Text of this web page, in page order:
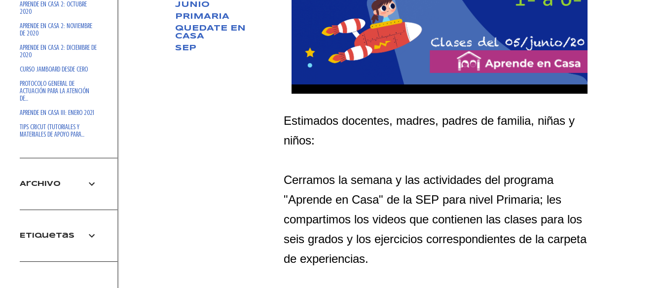
JUNIO
PRIMARIA
QUEDATE EN
CASA
SEP
Estimados docentes, madres, padres de familia, niñas y
niños:
Cerramos la semana y las actividades del programa
"Aprende en Casa" de la SEP para nivel Primaria; les
compartimos los videos que contienen las clases para los
seis grados y los ejercicios correspondientes de la carpeta
de experiencias.
APRENDE EN CASA 2: OCTUBRE
2020
APRENDE EN CASA 2: NOVIEMBRE
DE 2020
APRENDE EN CASA 2: DICIEMBRE DE
2020
CURSO JAMBOARD DESDE CERO
PROTOCOLO GENERAL DE
ACTUACIÓN PARA LA ATENCIÓN
DE...
APRENDE EN CASA III: ENERO 2021
TIPS CRICUT (TUTORIALES Y
MATERIALES DE APOYO PARA...
Archivo
Etiquetas